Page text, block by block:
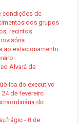
condições de
dos grupos
recintos
ao estacionamento
Alvará de
do executivo
de fevereiro
do
- 8 de